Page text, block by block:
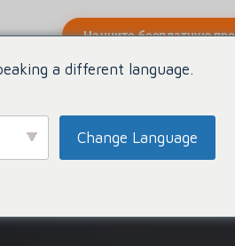
Начните бесплатную
a different language.
Change Language